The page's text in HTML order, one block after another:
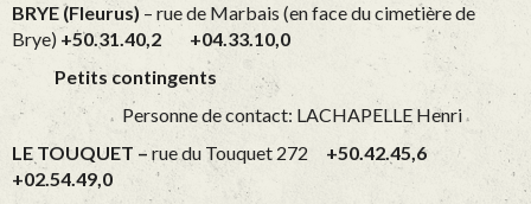
BRYE (Fleurus) – rue de Marbais (en face du cimetière de
Brye) +50.31.40,2 +04.33.10,0
Petits contingents
Personne de contact: LACHAPELLE Henri
LE TOUQUET – rue du Touquet 272 +50.42.45,6
+02.54.49,0